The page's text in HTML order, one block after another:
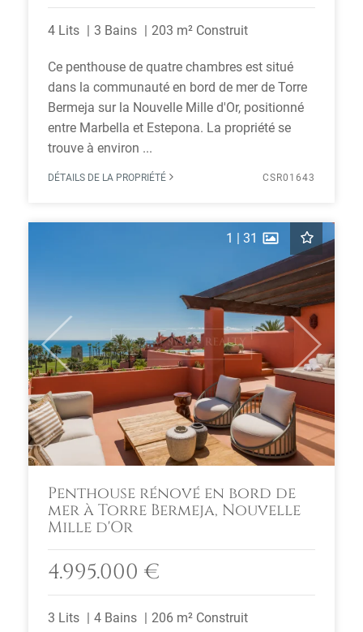
4 Lits 3 Bains 203 m² Construit
Ce penthouse de quatre chambres est situé
dans la communauté en bord de mer de Torre
Bermeja sur la Nouvelle Mille d'Or, positionné
entre Marbella et Estepona. La propriété se
trouve à environ ...
DÉTAILS DE LA PROPRIÉTÉ CSR01643
Previous Next
1 | 31
Penthouse rénové en bord de
mer à Torre Bermeja, Nouvelle
Mille d'Or
4.995.000 €
3 Lits 4 Bains 206 m² Construit